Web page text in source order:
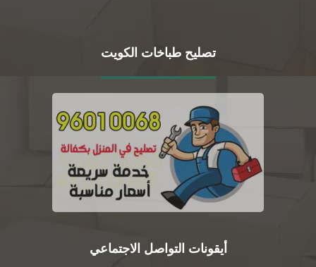
تصليح طباخات الكويت
أيقونات التواصل الاجتماعي